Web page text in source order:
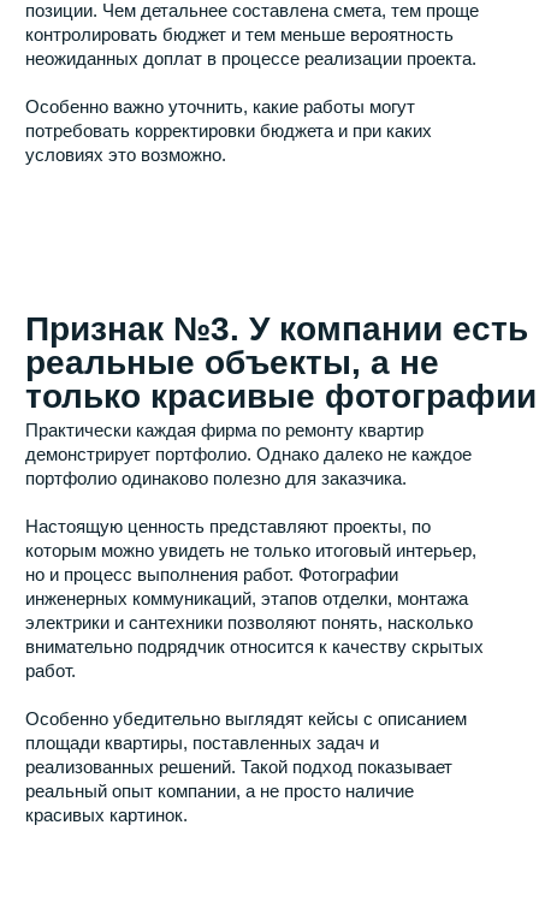
безопаснее для заказчика схема, при которой расчёты
производятся поэтапно.
Такой подход выгоден обеим сторонам. Клиент
Признак №5. Оплата
привязана к этапам
работ
Практика показывает, что большинство конфликтов
между заказчиком и подрядчиком возникают именно из-
за сроков. Желание выиграть тендер нередко
заставляет компании обещать завершить ремонт
значительно быстрее, чем это возможно в реальности.
Однако качественный ремонт квартиры представляет
технологических операций. Некоторые материалы
требуют времени на высыхание, инженерные системы
нуждаются в проверке, а поставки отдельных позиций
могут занимать несколько недель.
Поэтому добросовестный подрядчик сначала
анализирует проект и только после этого называет
реальные сроки выполнения работ.
Признак №6. Компания
честно говорит о сроках
Ошибки могут возникать даже у опытных
Признак №7. На объекте
существует система
контроля качества